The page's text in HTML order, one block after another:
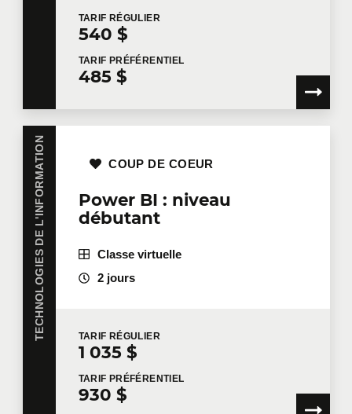
TARIF RÉGULIER
540 $
TARIF PRÉFÉRENTIEL
485 $
TECHNOLOGIES DE L'INFORMATION
Power BI : niveau
débutant
COUP DE COEUR
Classe virtuelle
2 jours
TARIF RÉGULIER
1 035 $
TARIF PRÉFÉRENTIEL
930 $